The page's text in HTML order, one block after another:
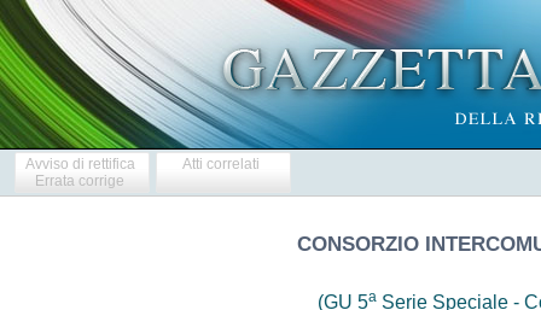
Avviso di rettifica
Errata corrige
Atti correlati
CONSORZIO
(GU 5a Serie Speciale -